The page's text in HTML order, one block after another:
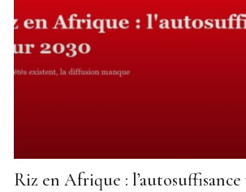
Riz en Afrique :